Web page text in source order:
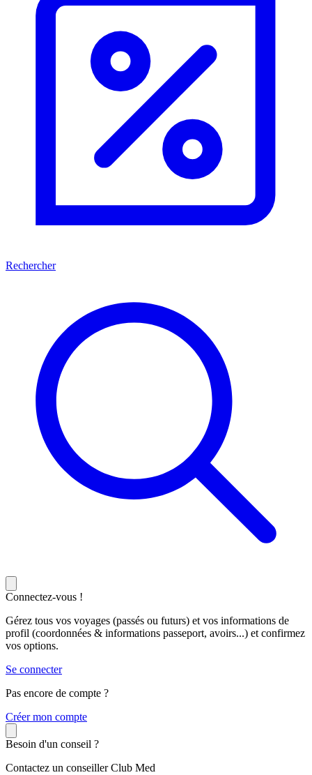
Rechercher
Connectez-vous !
Gérez tous vos voyages (passés ou futurs) et vos informations de
profil (coordonnées & informations passeport, avoirs...) et confirmez
vos options.
Se connecter
Pas encore de compte ?
Créer mon compte
Besoin d'un conseil ?
Contactez un conseiller Club Med